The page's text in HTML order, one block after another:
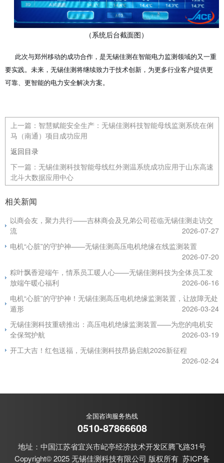
（系统后台截面图）
此次与郑州移动的成功合作，是无锡佳测在智能电力监测领域的又一重
要实践。未来，无锡佳测将继续致力于技术创新，为更多行业客户提供更
可靠、更智能的电力安全解决方案。
上一篇： 智慧赋能安全生产：无锡佳测科技智能母线监测系统在俐
马（南通）项目成功应用
返回目录
下一篇： 无锡佳测科技智能母线红外测温系统成功应用于山东高速
北斗大数据应用中心
相关新闻
以商会友，聚力共行——吉林商会及兄弟公司莅临无锡佳测走访交
流
2026-07-27
电机“心脏”的守护神——无锡佳测高压电机绝缘在线监测装置
2026-07-20
粽叶飘香迎端午，情系员工暖人心——无锡佳测科技为全体员工发
放端午暖心福利
2026-06-16
电机“心脏”的守护神！无锡佳测高压电机绝缘监测装置，让故障无处
遁形
2026-03-24
无锡佳测科技重磅推出：高压电机绝缘监测装置——为您的电机安
全保驾护航
2026-03-19
开工大吉！红包送福，无锡佳测科技昂扬启航2026新征程
2026-02-24
全国咨询服务热线
0510-87866608
地址：中国江苏省宜兴市屺亭经济技术开发区腾飞路31号
Copyright© 2025 无锡佳测科技有限公司 版权所有 苏ICP备